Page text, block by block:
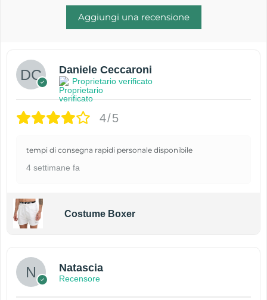
Aggiungi una recensione
Daniele Ceccaroni
Proprietario verificato
4/5
tempi di consegna rapidi personale disponibile
4 settimane fa
Costume Boxer
Natascia
Recensore